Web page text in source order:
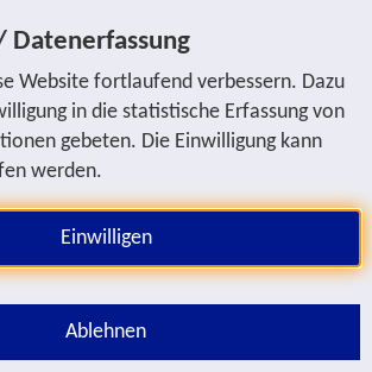
Datenerfassung
Website fortlaufend verbessern. Dazu
in die statistische Erfassung von
gebeten. Die Einwilligung kann
werden.
Einwilligen
Ablehnen